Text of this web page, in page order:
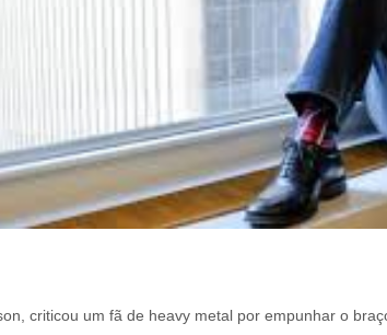
criticou um fã de heavy metal por empunhar o